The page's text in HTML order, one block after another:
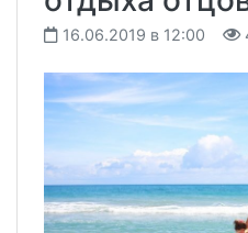
16.06.2019 в 12:00